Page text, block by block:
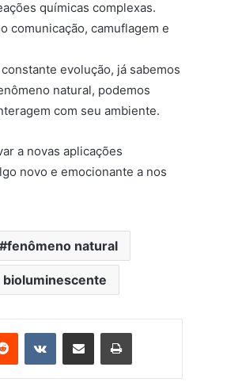
químicas complexas.
comunicação, camuflagem e
evolução, já sabemos
natural, podemos
com seu ambiente.
a novas aplicações
novo e emocionante a nos
fenômeno natural
bioluminescente